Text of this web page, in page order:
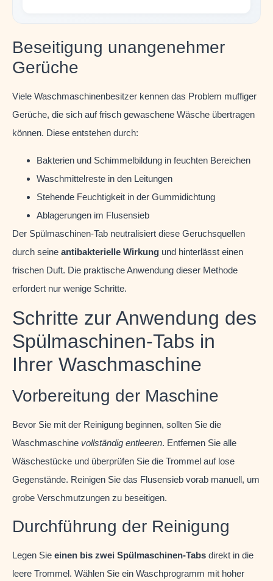
Beseitigung unangenehmer
Gerüche
Viele Waschmaschinenbesitzer kennen das Problem muffiger
Gerüche, die sich auf frisch gewaschene Wäsche übertragen
können. Diese entstehen durch:
Bakterien und Schimmelbildung in feuchten Bereichen
Waschmittelreste in den Leitungen
Stehende Feuchtigkeit in der Gummidichtung
Ablagerungen im Flusensieb
Der Spülmaschinen-Tab neutralisiert diese Geruchsquellen
durch seine antibakterielle Wirkung und hinterlässt einen
frischen Duft. Die praktische Anwendung dieser Methode
erfordert nur wenige Schritte.
Schritte zur Anwendung des
Spülmaschinen-Tabs in
Ihrer Waschmaschine
Vorbereitung der Maschine
Bevor Sie mit der Reinigung beginnen, sollten Sie die
Waschmaschine vollständig entleeren. Entfernen Sie alle
Wäschestücke und überprüfen Sie die Trommel auf lose
Gegenstände. Reinigen Sie das Flusensieb vorab manuell, um
grobe Verschmutzungen zu beseitigen.
Durchführung der Reinigung
Legen Sie einen bis zwei Spülmaschinen-Tabs direkt in die
leere Trommel. Wählen Sie ein Waschprogramm mit hoher